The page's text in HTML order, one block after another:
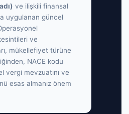
ve ilişkili finansal
uygulanan güncel
ve
mükellefiyet türüne
NACE kodu
vergi mevzuatını ve
esas almanız önem